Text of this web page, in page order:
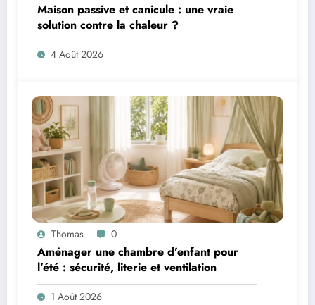
Maison passive et canicule : une vraie
solution contre la chaleur ?
4 Août 2026
Thomas 0
Aménager une chambre d’enfant pour
l’été : sécurité, literie et ventilation
1 Août 2026